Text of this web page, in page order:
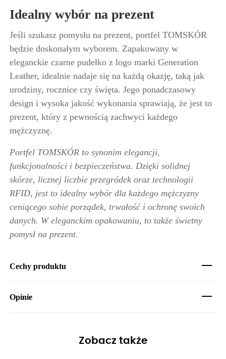
Idealny wybór na prezent
Jeśli szukasz pomysłu na prezent, portfel TOMSKÓR
będzie doskonałym wyborem. Zapakowany w
eleganckie czarne pudełko z logo marki Generation
Leather, idealnie nadaje się na każdą okazję, taką jak
urodziny, rocznice czy święta. Jego ponadczasowy
design i wysoka jakość wykonania sprawiają, że jest to
prezent, który z pewnością zachwyci każdego
mężczyznę.
Portfel TOMSKÓR to synonim elegancji,
funkcjonalności i bezpieczeństwa. Dzięki solidnej
skórze, licznej liczbie przegródek oraz technologii
RFID, jest to idealny wybór dla każdego mężczyzny
ceniącego sobie porządek, trwałość i ochronę swoich
danych. W eleganckim opakowaniu, to także świetny
pomysł na prezent.
Cechy produktu
Opinie
Zobacz także